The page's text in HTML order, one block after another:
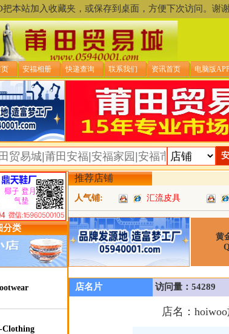
本站加入收藏夹，或保存到桌面，方便下次访问。
安福相册 快递查询 联系我们 资讯首页 电脑版
分类
Clothing
推荐店铺
人气铺: 汇流皮具
黄
店名片 访问量：54289
店名：